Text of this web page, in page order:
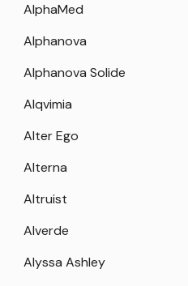
AlphaMed
Alphanova
Alphanova Solide
Alqvimia
Alter Ego
Alterna
Altruist
Alverde
Alyssa Ashley